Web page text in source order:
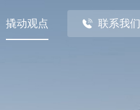
撬动观点 联系我们